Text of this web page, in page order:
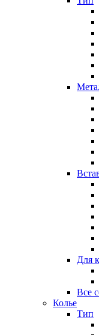
Для
Все
Колье
Тип